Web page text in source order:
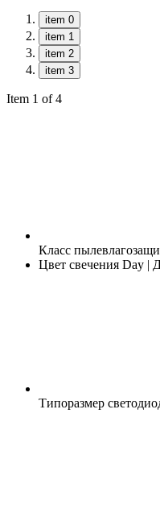
item 0
item 1
item 2
item 3
Item 1 of 4
Класс
Цвет свечения Day |
Типоразмер